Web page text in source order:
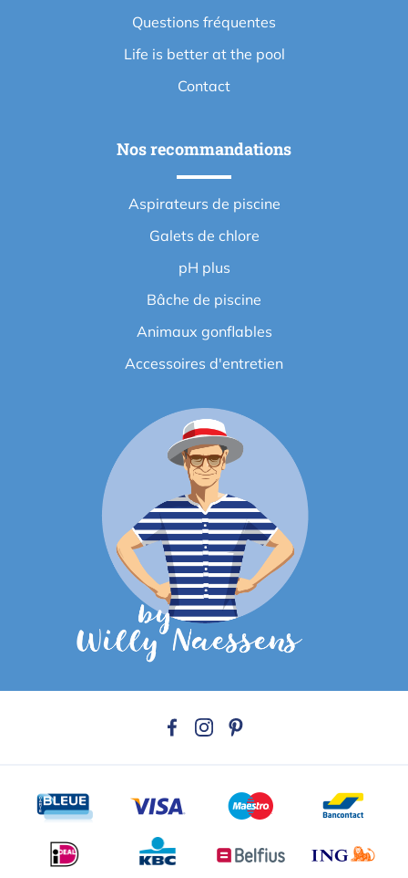
Questions fréquentes
Life is better at the pool
Contact
Nos recommandations
Aspirateurs de piscine
Galets de chlore
pH plus
Bâche de piscine
Animaux gonflables
Accessoires d'entretien